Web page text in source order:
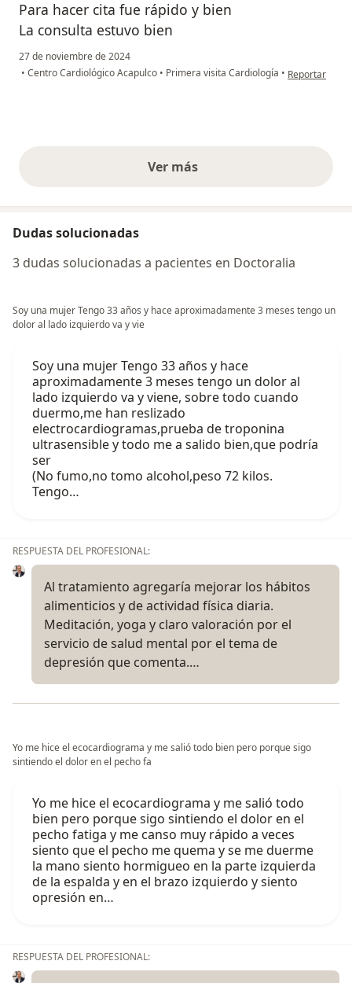
Para hacer cita fue rápido y bien
La consulta estuvo bien
27 de noviembre de 2024
• Centro Cardiológico Acapulco • Primera visita Cardiología • en opinión
Reportar
Ver másopiniones anteriores
Dudas solucionadas
3 dudas solucionadas a pacientes en Doctoralia
Soy una mujer Tengo 33 años y hace aproximadamente 3 meses tengo un
dolor al lado izquierdo va y vie
Soy una mujer Tengo 33 años y hace
aproximadamente 3 meses tengo un dolor al
lado izquierdo va y viene, sobre todo cuando
duermo,me han reslizado
electrocardiogramas,prueba de troponina
ultrasensible y todo me a salido bien,que podría
ser
(No fumo,no tomo alcohol,peso 72 kilos.
Tengo…
RESPUESTA DEL PROFESIONAL:
Al tratamiento agregaría mejorar los hábitos
alimenticios y de actividad física diaria.
Meditación, yoga y claro valoración por el
servicio de salud mental por el tema de
depresión que comenta.…
Yo me hice el ecocardiograma y me salió todo bien pero porque sigo
sintiendo el dolor en el pecho fa
Yo me hice el ecocardiograma y me salió todo
bien pero porque sigo sintiendo el dolor en el
pecho fatiga y me canso muy rápido a veces
siento que el pecho me quema y se me duerme
la mano siento hormigueo en la parte izquierda
de la espalda y en el brazo izquierdo y siento
opresión en…
RESPUESTA DEL PROFESIONAL: